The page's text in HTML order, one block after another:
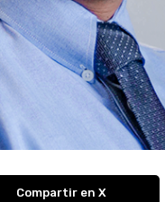
Compartir en X